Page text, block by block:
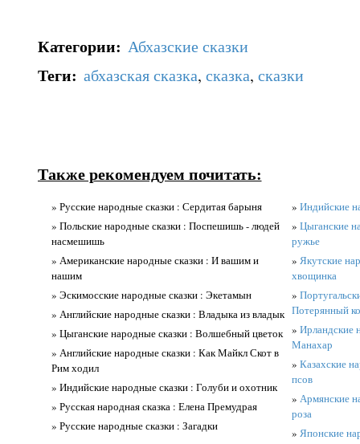
Категории: Абхазские сказки
Теги: абхазская сказка, сказка, сказки
Также рекомендуем почитать:
» Русские народные сказки : Сердитая барыня
» Польские народные сказки : Поспешишь - людей
насмешишь
» Американские народные сказки : И вашим и
нашим
» Эскимосские народные сказки : Экетамын
» Английские народные сказки : Владыка из владык
» Цыганские народные сказки : Волшебный цветок
» Английские народные сказки : Как Майкл Скот в
Рим ходил
» Индийские народные сказки : Голуби и охотник
» Русская народная сказка : Елена Премудрая
» Русские народные сказки : Загадки
» Индийские
» Цыганские
ружье
» Якутские
хвощинка
»
Потерянный
» Ирландские
Манахар
» Казахские
псов
» Армянские
роза
» Японские